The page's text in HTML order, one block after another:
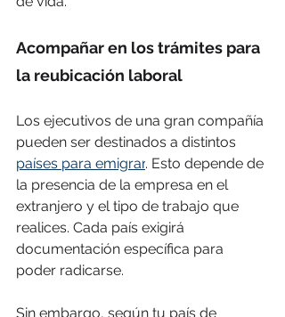
Acompañar en los trámites para
la reubicación laboral
Los ejecutivos de una gran compañía
pueden ser destinados a distintos
países para emigrar. Esto depende de
la presencia de la empresa en el
extranjero y el tipo de trabajo que
realices. Cada país exigirá
documentación específica para
poder radicarse.
Sin embargo, según tu país de